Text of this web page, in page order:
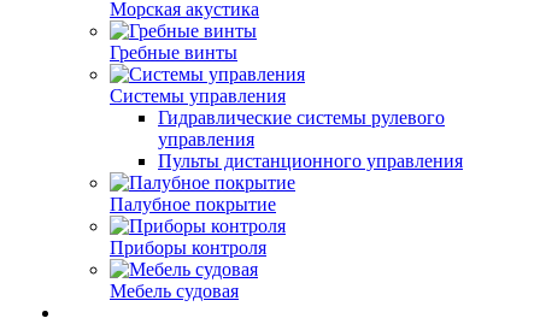
Морская акустика
Гребные винты
Системы управления
Гидравлические системы рулевого
управления
Пульты дистанционного управления
Палубное покрытие
Приборы контроля
Мебель судовая